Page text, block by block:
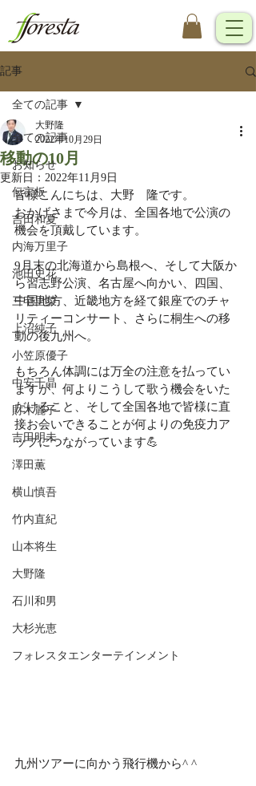
記事
全ての記事
お知らせ
伝言板
吉田和夏
内海万里子
池田史花
三宅里菜
上沼純子
小笠原優子
中安千晶
財木麗子
吉田明未
澤田薫
横山慎吾
竹内直紀
山本将生
大野隆
石川和男
大杉光恵
フォレスタエンターテインメント
全ての記事
移動の10月
大野隆
2022年10月29日
更新日： 2022年11月9日
皆様こんにちは、大野　隆です。
おかげさまで今月は、全国各地で公演の
機会を頂戴しています。
9月末の北海道から島根へ、そして大阪か
ら習志野公演、名古屋へ向かい、四国、
中国地方、近畿地方を経て銀座でのチャ
リティーコンサート、さらに桐生への移
動の後九州へ。
もちろん体調には万全の注意を払ってい
ますが、何よりこうして歌う機会をいた
だけること、そして全国各地で皆様に直
接お会いできることが何よりの免疫力ア
ップにつながっています💪
九州ツアーに向かう飛行機から^ ^